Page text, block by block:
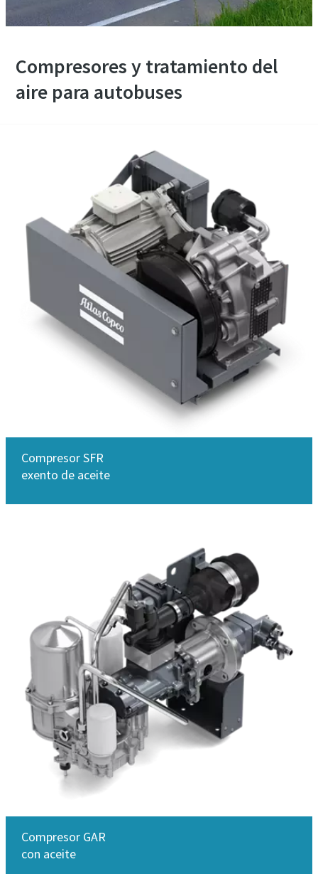
Compresores y tratamiento del
aire para autobuses
Compresor SFR
exento de aceite
Compresor GAR
con aceite